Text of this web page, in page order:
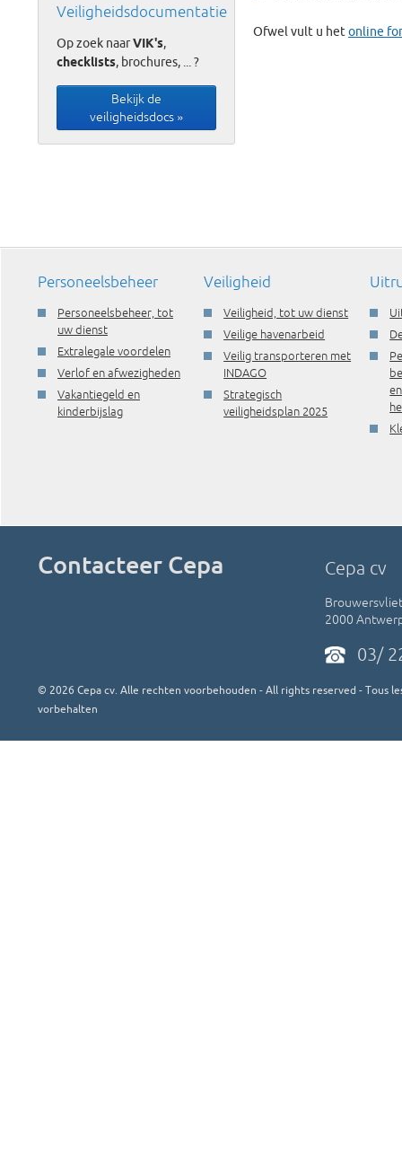
Veiligheidsdocumentatie
Op zoek naarVIK's,
checklists, brochures, ... ?
Bekijk de
veiligheidsdocs »
Ofwel vult u het online
Personeelsbeheer
Personeelsbeheer, tot
uw dienst
Extralegale voordelen
Verlof en afwezigheden
Vakantiegeld en
kinderbijslag
Veiligheid
Veiligheid, tot uw dienst
Veilige havenarbeid
Veilig transporteren met
INDAGO
Strategisch
veiligheidsplan 2025
en
Contacteer Cepa Cepa cv
2000
03/
© 2026 Cepa cv. Alle rechten voorbehouden - All rights reserved - Tous
vorbehalten